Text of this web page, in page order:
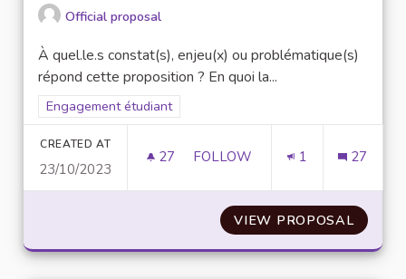
Official proposal
À quel.le.s constat(s), enjeu(x) ou problématique(s)
répond cette proposition ? En quoi la...
Filter results for scope: Engagement étudiant
Engagement étudiant
CREATED AT
23/10/2023
27 27 FOLLOWERS
FOLLOW 1 27
VIEW PROPOSALMISE